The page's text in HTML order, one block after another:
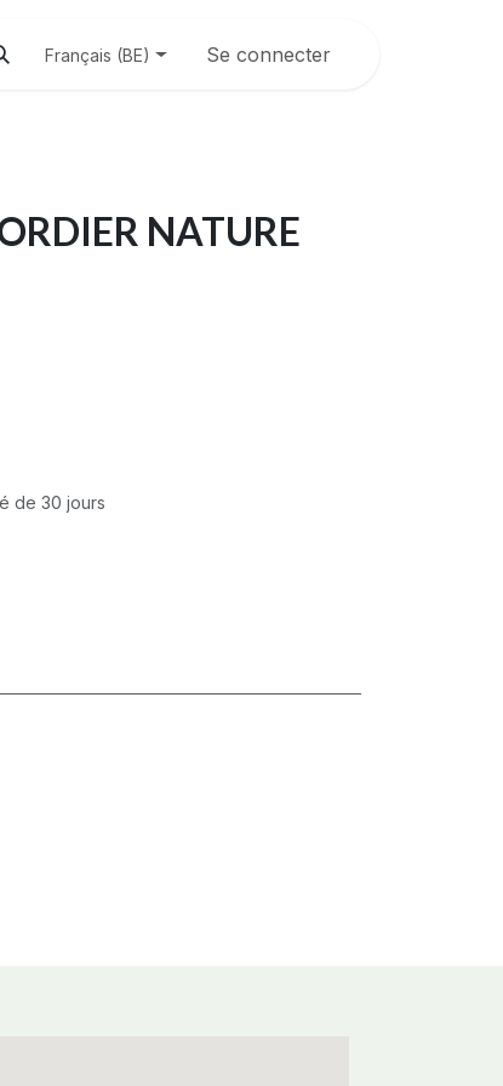
Français (BE) Se connecter
NATURE
de 30 jours